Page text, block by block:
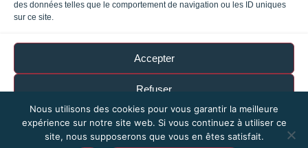
des données telles que le comportement de navigation ou les ID uniques
sur ce site.
Accepter
Refuser
Voir les préférences
Nous utilisons des cookies pour vous garantir la meilleure
expérience sur notre site web. Si vous continuez à utiliser ce
site, nous supposerons que vous en êtes satisfait.